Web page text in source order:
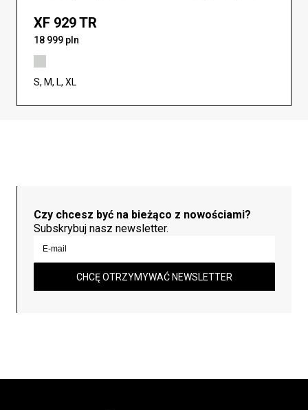
XF 929 TR
18 999 pln
S, M, L, XL
Czy chcesz być na bieżąco z nowościami?
Subskrybuj nasz newsletter.
CHCĘ OTRZYMYWAĆ NEWSLETTER